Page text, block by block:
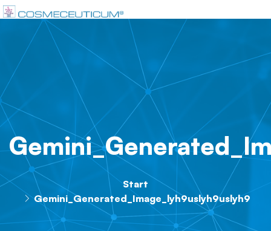
Start
Gemini_Generated_Image_lyh9uslyh9uslyh9